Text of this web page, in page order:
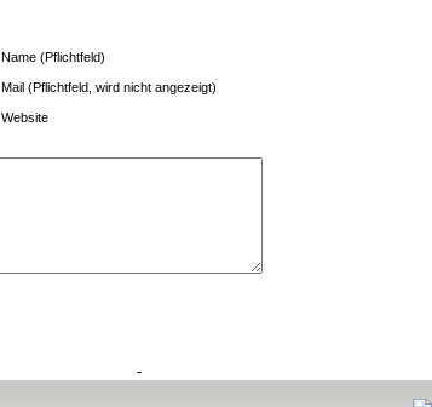
Name (Pflichtfeld)
Mail (Pflichtfeld, wird nicht angezeigt)
Website
-